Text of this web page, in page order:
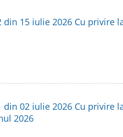
15 iulie 2026 Cu privire
02 iulie 2026 Cu privire
2026